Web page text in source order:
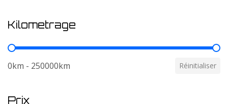
Kilometrage
Kilometrage
0km - 250000km Réinitialiser
Prix